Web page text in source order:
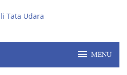
MENU